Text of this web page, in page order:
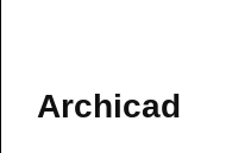
Archicad